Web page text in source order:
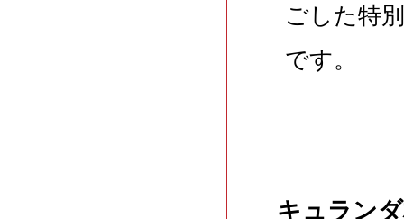
ごした特
です。
キュラン